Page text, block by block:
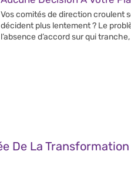
Vos comités de direction croulent
décident plus lentement ? Le
l’absence d’accord sur qui